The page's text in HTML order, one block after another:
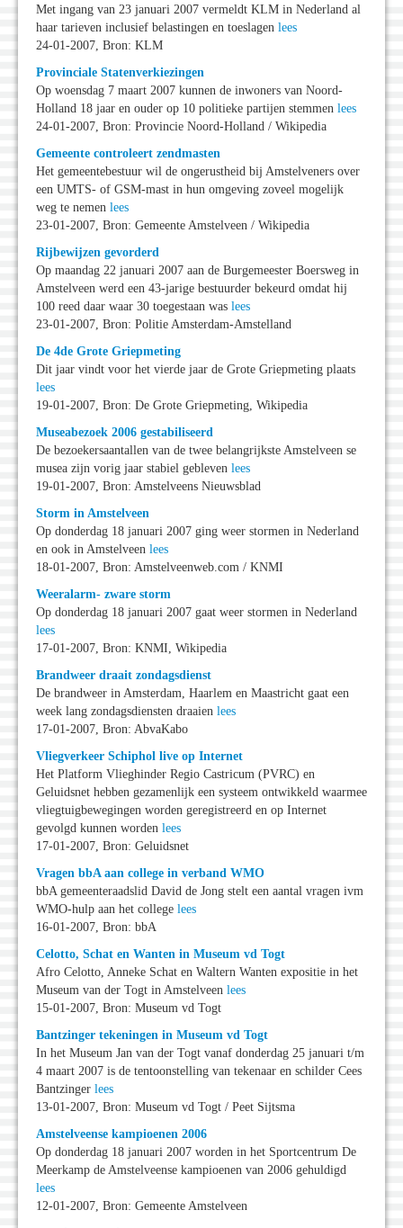
Met ingang van 23 januari 2007 vermeldt KLM in Nederland al
haar tarieven inclusief belastingen en toeslagen lees
24-01-2007, Bron: KLM
Provinciale Statenverkiezingen
Op woensdag 7 maart 2007 kunnen de inwoners van Noord-
Holland 18 jaar en ouder op 10 politieke partijen stemmen lees
24-01-2007, Bron: Provincie Noord-Holland / Wikipedia
Gemeente controleert zendmasten
Het gemeentebestuur wil de ongerustheid bij Amstelveners over
een UMTS- of GSM-mast in hun omgeving zoveel mogelijk
weg te nemen lees
23-01-2007, Bron: Gemeente Amstelveen / Wikipedia
Rijbewijzen gevorderd
Op maandag 22 januari 2007 aan de Burgemeester Boersweg in
Amstelveen werd een 43-jarige bestuurder bekeurd omdat hij
100 reed daar waar 30 toegestaan was lees
23-01-2007, Bron: Politie Amsterdam-Amstelland
De 4de Grote Griepmeting
Dit jaar vindt voor het vierde jaar de Grote Griepmeting plaats
lees
19-01-2007, Bron: De Grote Griepmeting, Wikipedia
Museabezoek 2006 gestabiliseerd
De bezoekersaantallen van de twee belangrijkste Amstelveen se
musea zijn vorig jaar stabiel gebleven lees
19-01-2007, Bron: Amstelveens Nieuwsblad
Storm in Amstelveen
Op donderdag 18 januari 2007 ging weer stormen in Nederland
en ook in Amstelveen lees
18-01-2007, Bron: Amstelveenweb.com / KNMI
Weeralarm- zware storm
Op donderdag 18 januari 2007 gaat weer stormen in Nederland
lees
17-01-2007, Bron: KNMI, Wikipedia
Brandweer draait zondagsdienst
De brandweer in Amsterdam, Haarlem en Maastricht gaat een
week lang zondagsdiensten draaien lees
17-01-2007, Bron: AbvaKabo
Vliegverkeer Schiphol live op Internet
Het Platform Vlieghinder Regio Castricum (PVRC) en
Geluidsnet hebben gezamenlijk een systeem ontwikkeld waarmee
vliegtuigbewegingen worden geregistreerd en op Internet
gevolgd kunnen worden lees
17-01-2007, Bron: Geluidsnet
Vragen bbA aan college in verband WMO
bbA gemeenteraadslid David de Jong stelt een aantal vragen ivm
WMO-hulp aan het college lees
16-01-2007, Bron: bbA
Celotto, Schat en Wanten in Museum vd Togt
Afro Celotto, Anneke Schat en Waltern Wanten expositie in het
Museum van der Togt in Amstelveen lees
15-01-2007, Bron: Museum vd Togt
Bantzinger tekeningen in Museum vd Togt
In het Museum Jan van der Togt vanaf donderdag 25 januari t/m
4 maart 2007 is de tentoonstelling van tekenaar en schilder Cees
Bantzinger lees
13-01-2007, Bron: Museum vd Togt / Peet Sijtsma
Amstelveense kampioenen 2006
Op donderdag 18 januari 2007 worden in het Sportcentrum De
Meerkamp de Amstelveense kampioenen van 2006 gehuldigd
lees
12-01-2007, Bron: Gemeente Amstelveen